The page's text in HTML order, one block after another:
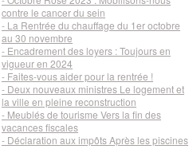
contre le cancer du sein
- La Rentrée du chauffage du 1er octobre
au 30 novembre
- Encadrement des loyers : Toujours en
vigueur en 2024
- Faites-vous aider pour la rentrée !
- Deux nouveaux ministres Le logement et
la ville en pleine reconstruction
- Meublés de tourisme Vers la fin des
vacances fiscales
- Déclaration aux impôts Après les piscines,